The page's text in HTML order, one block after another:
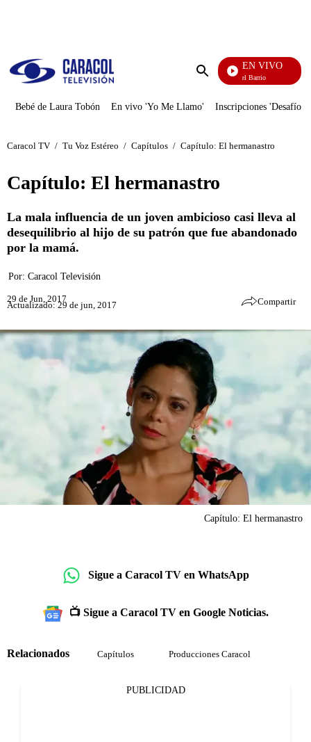
Enviar
EN VIVO
María La Del Barrio
Bebé de Laura Tobón En vivo 'Yo Me Llamo' Inscripciones 'Desafío'
Caracol TV / Tu Voz Estéreo / Capítulos / Capítulo: El hermanastro
Capítulo: El hermanastro
La mala influencia de un joven ambicioso casi lleva al
desequilibrio al hijo de su patrón que fue abandonado
por la mamá.
Por: Caracol Televisión
29 de Jun, 2017
Actualizado: 29 de jun, 2017 Compartir
Capítulo: El hermanastro
Sigue a Caracol TV en WhatsApp
📺 Sigue a Caracol TV en Google Noticias.
Relacionados Capítulos Producciones Caracol
PUBLICIDAD